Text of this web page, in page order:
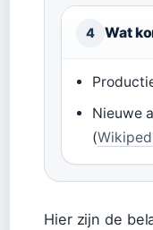
4 Wat
Nieuwe
(
Hier zijn de